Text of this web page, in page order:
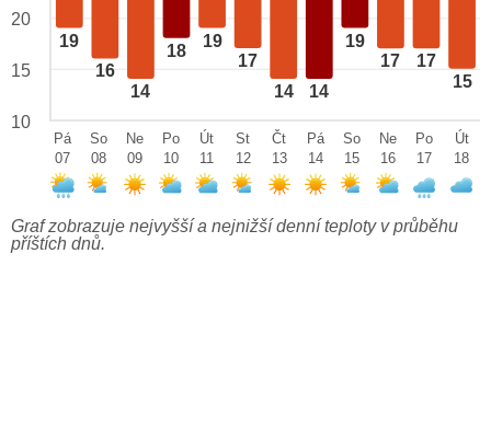
19
16
14
18
19
17
14 14
19
17 17
15
20
15
10
Pá
07
So
08
Ne
09
Po
10
Út
11
St
12
Čt
13
Pá
14
So
15
Ne
16
Po
17
Út
18
Graf zobrazuje nejvyšší a nejnižší denní teploty v průběhu
příštích dnů.